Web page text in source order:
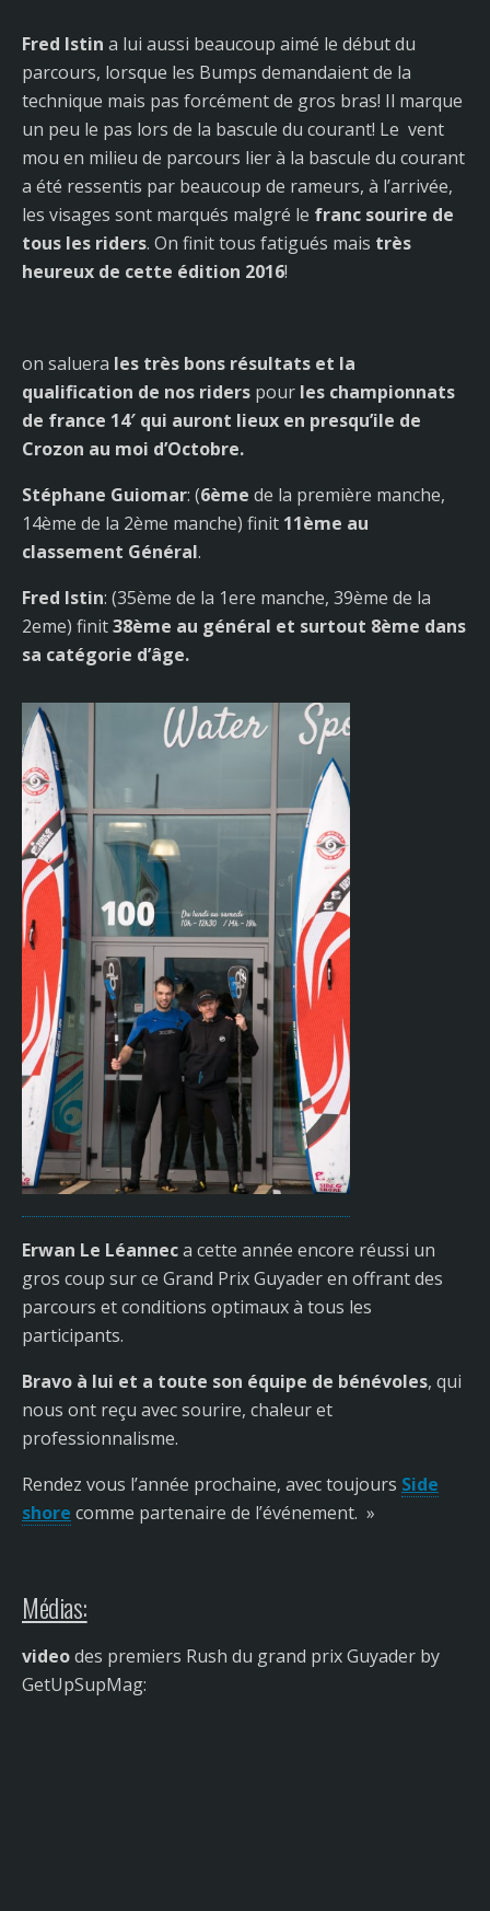
Fred Istin a lui aussi beaucoup aimé le début du
parcours, lorsque les Bumps demandaient de la
technique mais pas forcément de gros bras! Il marque
un peu le pas lors de la bascule du courant! Le vent
mou en milieu de parcours lier à la bascule du courant
a été ressentis par beaucoup de rameurs, à l’arrivée,
les visages sont marqués malgré le franc sourire de
tous les riders. On finit tous fatigués mais très
heureux de cette édition 2016!
on saluera les très bons résultats et la
qualification de nos riders pour les championnats
de france 14′ qui auront lieux en presqu’ile de
Crozon au moi d’Octobre.
Stéphane Guiomar: (6ème de la première manche,
14ème de la 2ème manche) finit 11ème au
classement Général.
Fred Istin: (35ème de la 1ere manche, 39ème de la
2eme) finit38ème au général et surtout 8ème dans
sa catégorie d’âge.
Erwan Le Léanneca cette année encore réussi un
gros coup sur ce Grand Prix Guyader en offrant des
parcours et conditions optimaux à tous les
participants.
Bravo à lui et a toute son équipe de bénévoles, qui
nous ont reçu avec sourire, chaleur et
professionnalisme.
Rendez vous l’année prochaine, avec toujours Side
shore comme partenaire de l’événement. »
Médias:
videodes premiers Rush du grand prix Guyader by
GetUpSupMag: